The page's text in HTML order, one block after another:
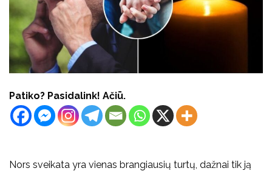
Patiko? Pasidalink! Ačiū.
Nors sveikata yra vienas brangiausių turtų, dažnai tik ją